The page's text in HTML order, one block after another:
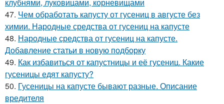
47. Чем обработать капусту от гусениц в августе без
химии. Народные средства от гусениц на капусте
48. Народные средства от гусениц на капусте.
Добавление статьи в новую подборку
49. Как избавиться от капустницы и её гусениц. Какие
гусеницы едят капусту?
50. Гусеницы на капусте бывают разные. Описание
вредителя